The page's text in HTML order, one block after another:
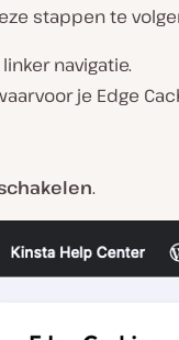
stappen te
navigatie.
je Edge
.